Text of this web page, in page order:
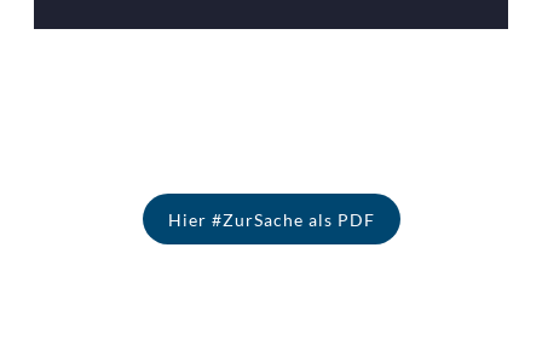
Hier #ZurSache als PDF